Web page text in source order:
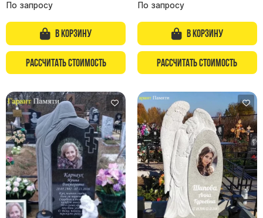
По запросу
В корзину
Рассчитать стоимость
По запросу
В корзину
Рассчитать стоимость